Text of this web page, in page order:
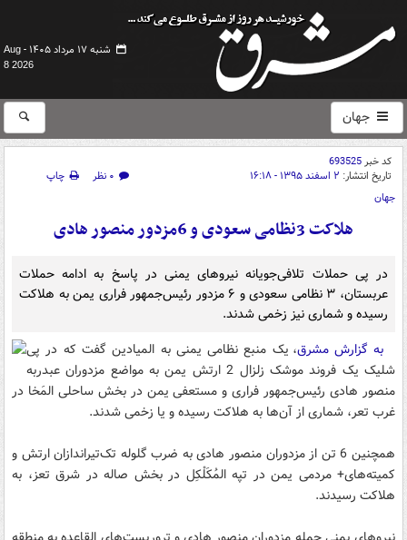
شنبه ۱۷ مرداد ۱۴۰۵ -
Aug
8 2026
جهان
کد خبر693525
تاریخ انتشار: ۲ اسفند ۱۳۹۵ - ۱۶:۱۸ ۰ نظر
چاپ
جهان
هلاکت 3نظامی سعودی و 6مزدور منصور هادی
در پی حملات تلافی‌جویانه نیروهای یمنی در پاسخ به ادامه حملات
عربستان، ۳ نظامی سعودی و ۶ مزدور رئیس‌جمهور فراری یمن به هلاکت
رسیده و شماری نیز زخمی شدند.
به گزارش مشرق، یک منبع نظامی یمنی به المیادین گفت که در پی
شلیک یک فروند موشک زلزال 2 ارتش یمن به مواضع مزدوران عبدربه
منصور هادی رئیس‌جمهور فراری و مستعفی یمن در بخش ساحلی المَخا در
غرب تعر، شماری از آن‌ها به هلاکت رسیده و یا زخمی شدند.
همچنین 6 تن از مزدوران منصور هادی به ضرب گلوله تک‌تیراندازان ارتش و
کمیته‌های+ مردمی یمن در تپه المُكَلْكِل در بخش صاله در شرق تعز، به
هلاکت رسیدند.